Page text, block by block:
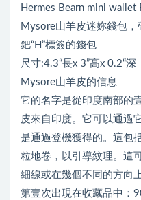
Hermes Bearn mini wallet
Mysore山羊皮迷妳錢包
鈀“H”標簽的錢包
尺寸:4.3“長x 3”高x 0.2“深
Mysore山羊皮的信息
它的名字是從印度南部的
皮來自印度。它可以通過
是通過登機獲得的。這包
粒地卷，以引導紋理。這
細線或在幾個不同的方向上
第壹次出現在收藏品中：